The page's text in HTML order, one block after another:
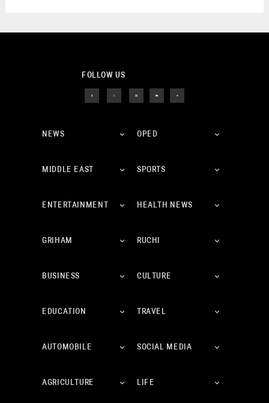
FOLLOW US
NEWS OPED
MIDDLE EAST SPORTS
ENTERTAINMENT HEALTH NEWS
GRIHAM RUCHI
BUSINESS CULTURE
EDUCATION TRAVEL
AUTOMOBILE SOCIAL MEDIA
AGRICULTURE LIFE